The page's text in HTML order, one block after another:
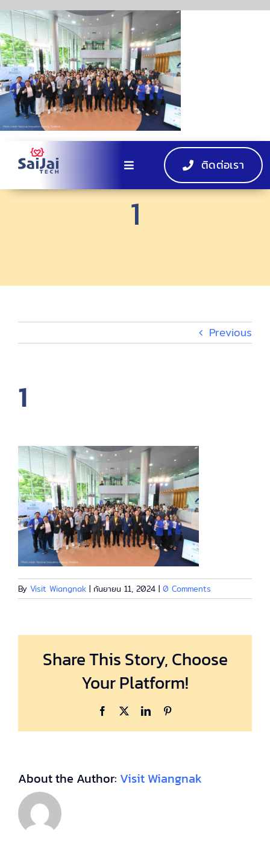
Skip
to
content
Toggle
Navigation
EV Charger
กิจกรรม
ติดต่อเรา
1
Previous
1
By Visit Wiangnak | กันยายน 11, 2024 | 0 Comments
Share This Story, Choose
Your Platform!
Facebook LinkedIn
About the Author: Visit Wiangnak